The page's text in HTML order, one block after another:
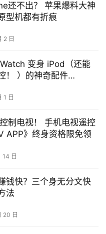
还不出？ 苹果爆料大神
型机都有折痕
2 日
变身 iPod（还能
！ ）的神奇配件
1 日
制电视！ 手机电视遥控
APP》终身资格限免领
14 日
钱快？三个身无分文快
法
20 日